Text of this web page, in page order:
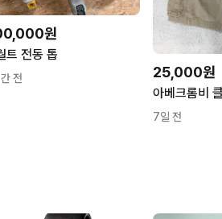
원
트 전동 톱
전 25,000원
7일 전